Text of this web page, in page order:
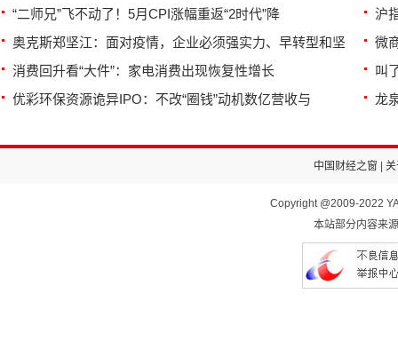
“二师兄”飞不动了！5月CPI涨幅重返“2时代”降
沪
奥克斯郑坚江：面对疫情，企业必须强实力、早转型和坚
微
消费回升看“大件”：家电消费出现恢复性增长
叫
优彩环保资源诡异IPO：不改“圈钱”动机数亿营收与
龙
中国财经之窗 关
Copyright @2009-2022
本站部分内容来